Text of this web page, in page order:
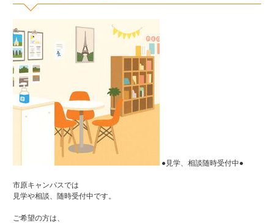
●見学、相談随時受付中●
市原キャンパスでは
見学や相談、随時受付中です。
ご希望の方は、